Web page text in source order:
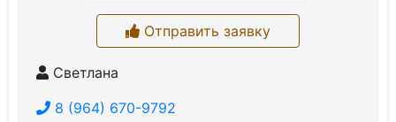
Отправить заявку
Светлана
8 (964) 670-9792